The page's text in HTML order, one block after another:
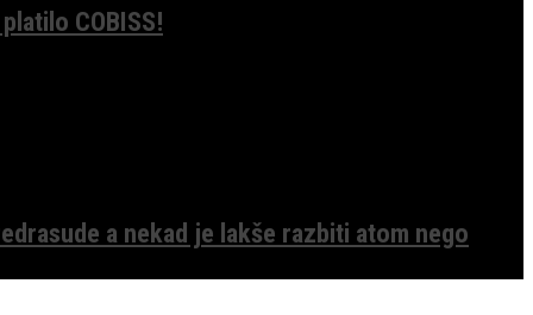
COBISS!
a nekad je lakše razbiti atom nego